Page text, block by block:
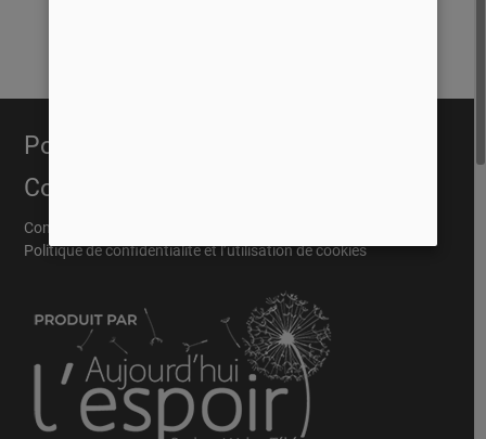
Portail Évangélique
Conditions
Conditions Général
Politique de confidentialité et l’utilisation de cookies